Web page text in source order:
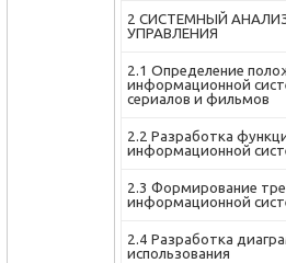
2 СИСТЕМНЫЙ
УПРАВЛЕНИЯ
2.1 Определение
информационной
сериалов и фильмов
2.2 Разработка
информационной
2.3 Формирование
информационной
2.4 Разработка
использования